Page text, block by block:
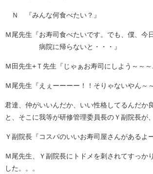
Ｎ 『みんな何食べたい？』
Ｍ尾先生『お寿司食べたいです。でも、僕、今
病院に帰らないと・・・』
Ｍ田先生+Ｔ先生『じゃぁお寿司にしよう～～～
Ｍ尾先生『えぇーーーー！！そりゃないやん～～
君達、仲がいいんだか、いい性格してるんだか
と、そこに我等が研修管理委員長のＹ副院長が、
Ｙ副院長『コスパのいいお寿司屋さんがあるよー
Ｍ尾先生、Ｙ副院長にトドメを刺されてすっか
した。。。